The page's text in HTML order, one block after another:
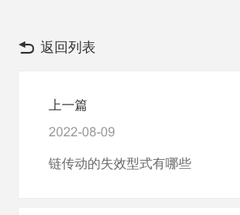
返回列表
上一篇
2022-08-09
链传动的失效型式有哪些